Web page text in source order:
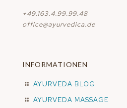
+49.163.4.99.99.48
office@ayurvedica.de
INFORMATIONEN
AYURVEDA BLOG
AYURVEDA MASSAGE